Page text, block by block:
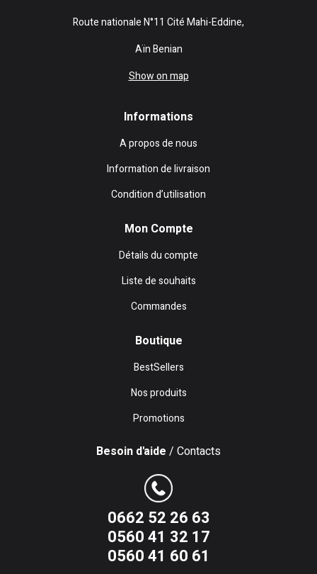
Route nationale N°11 Cité Mahi-Eddine,
Aïn Benian
Show on map
Informations
A propos de nous
Information de livraison
Condition d’utilisation
Mon Compte
Détails du compte
Liste de souhaits
Commandes
Boutique
BestSellers
Nos produits
Promotions
Besoin d'aide / Contacts
0662 52 26 63
0560 41 32 17
0560 41 60 61